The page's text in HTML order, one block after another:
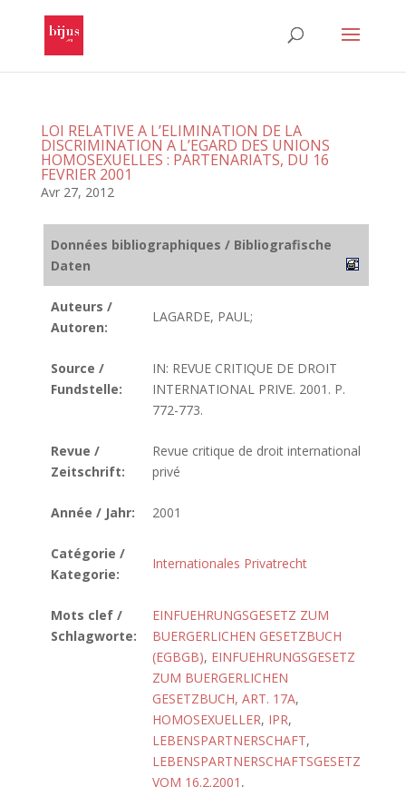
LOI RELATIVE A L’ELIMINATION DE LA
DISCRIMINATION A L’EGARD DES UNIONS
HOMOSEXUELLES : PARTENARIATS, DU 16
FEVRIER 2001
Avr 27, 2012
Données bibliographiques / Bibliografische
Daten
Auteurs /
Autoren:
LAGARDE, PAUL;
Source /
Fundstelle:
IN: REVUE CRITIQUE DE DROIT
INTERNATIONAL PRIVE. 2001. P.
772-773.
Revue /
Zeitschrift:
Revue critique de droit international
privé
Année / Jahr: 2001
Catégorie /
Kategorie:
Internationales Privatrecht
Mots clef /
Schlagworte:
EINFUEHRUNGSGESETZ ZUM
BUERGERLICHEN GESETZBUCH
(EGBGB), EINFUEHRUNGSGESETZ
ZUM BUERGERLICHEN
GESETZBUCH, ART. 17A,
HOMOSEXUELLER, IPR,
LEBENSPARTNERSCHAFT,
LEBENSPARTNERSCHAFTSGESETZ
VOM 16.2.2001 ,